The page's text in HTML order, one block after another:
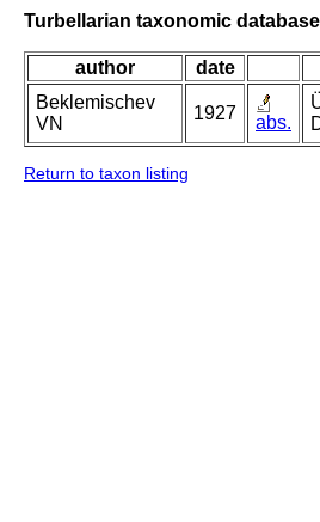
Turbellarian taxonomic database
author date
Beklemischev
VN
1927 abs.
Return to taxon listing